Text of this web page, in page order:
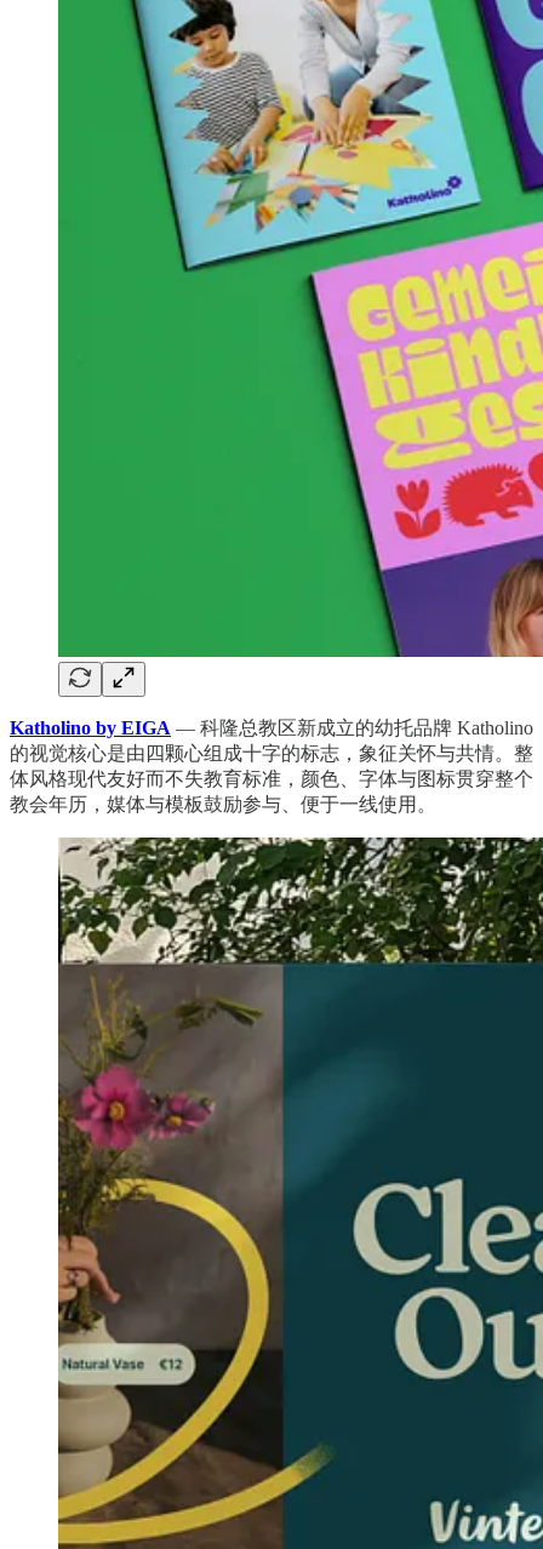
Katholino by EIGA — 科隆总教区新成立的幼托品牌 Katholino
的视觉核心是由四颗心组成十字的标志，象征关怀与共情。整
体风格现代友好而不失教育标准，颜色、字体与图标贯穿整个
教会年历，媒体与模板鼓励参与、便于一线使用。